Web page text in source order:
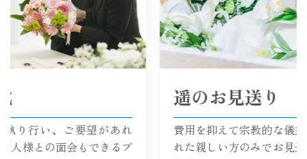
あれ
るプ
遥のお見送り
費用を抑えて宗教的な儀式は行わず、限ら
れた親しい方のみでお見送りをするプラン